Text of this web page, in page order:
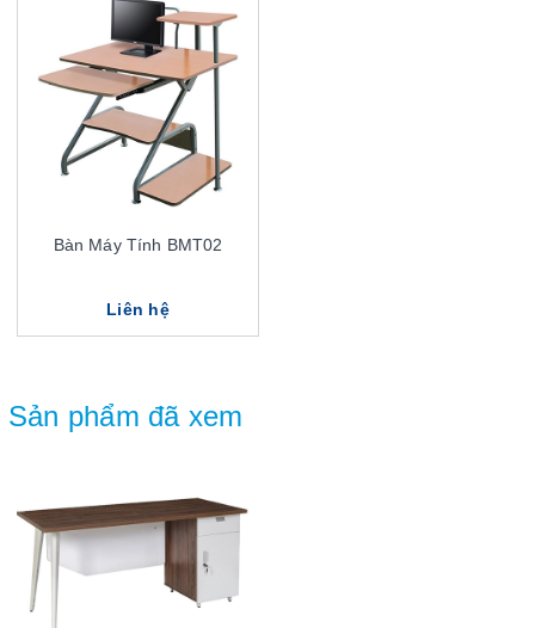
Bàn Máy Tính BMT02
Liên hệ
Sản phẩm đã xem